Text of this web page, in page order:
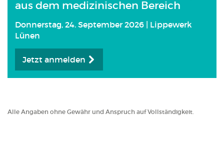
aus dem medizinischen Bereich
Donnerstag, 24. September 2026 | Lippewerk
Lünen
Jetzt anmelden
Alle Angaben ohne Gewähr und Anspruch auf Vollständigkeit.